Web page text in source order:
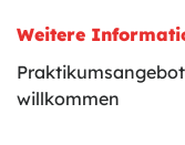
Weitere
willkommen